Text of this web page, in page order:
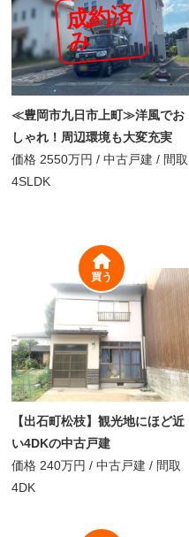
成
約
済
み
≪豊岡市九日市上町≫洋風でお
しゃれ！周辺環境も大変充実
価格 2550万円 / 中古戸建 / 間取
4SLDK
【出石町松枝】観光地にほど近
い4DKの中古戸建
価格 240万円 / 中古戸建 / 間取
4DK
買う